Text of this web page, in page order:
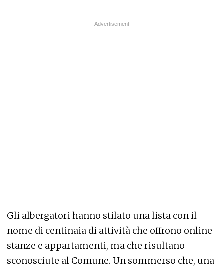
Gli albergatori hanno stilato una lista con il
nome di centinaia di attività che offrono online
stanze e appartamenti, ma che risultano
sconosciute al Comune. Un sommerso che, una